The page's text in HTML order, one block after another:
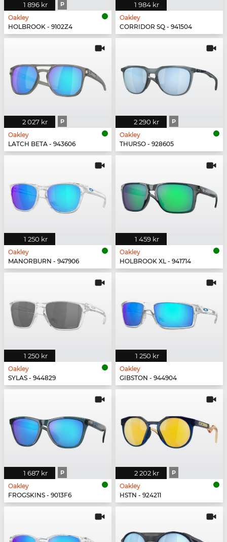
1 896 kr P
Oakley
HOLBROOK - 9102Z4
1 984 kr
Oakley
CORRIDOR SQ - 941504
2 027 kr P
Oakley
LATCH BETA - 943606
2 290 kr P
Oakley
THURSO - 928605
1 250 kr
Oakley
MANORBURN - 947906
1 459 kr
Oakley
HOLBROOK XL - 941714
1 250 kr
Oakley
SYLAS - 944829
1 250 kr
Oakley
GIBSTON - 944904
1 687 kr P
Oakley
FROGSKINS - 9013F6
2 202 kr P
Oakley
HSTN - 924211